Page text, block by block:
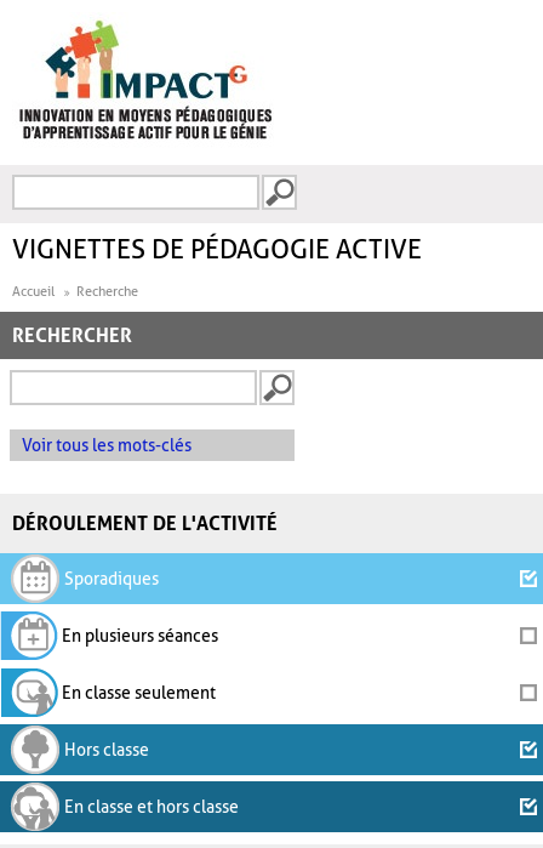
FORMULAIRE DE
VIGNETTES DE PÉDAGOGIE ACTIVE
Accueil Recherche
RECHERCHER
Voir tous les mots-clés
DÉROULEMENT DE L'ACTIVITÉ
Sporadiques
En plusieurs séances
En classe seulement
Hors classe
En classe et hors classe